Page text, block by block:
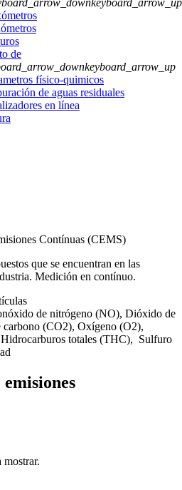
de
keyboard_arrow_up
físico-quimicos
de aguas residuales
en línea
Contínuas (CEMS)
que se encuentran en las
Medición en contínuo.
de nitrógeno (NO), Dióxido de
(CO2), Oxígeno (O2),
totales (THC), Sulfuro